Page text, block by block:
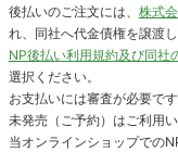
後払いのご注文には、 株式
れ、同社へ代金債権を譲渡し
NP後払い利用規約及び同社
選択ください。
お支払いには審査が必要で
未発売（ご予約）はご利用い
当オンラインショップでの